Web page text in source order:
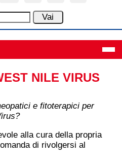
NILE VIRUS
e fitoterapici per
alla cura della propria
di rivolgersi al